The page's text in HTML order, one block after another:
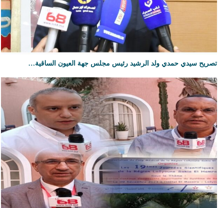
تصريح سيدي حمدي ولد الرشيد رئيس مجلس جهة العيون الساقية…